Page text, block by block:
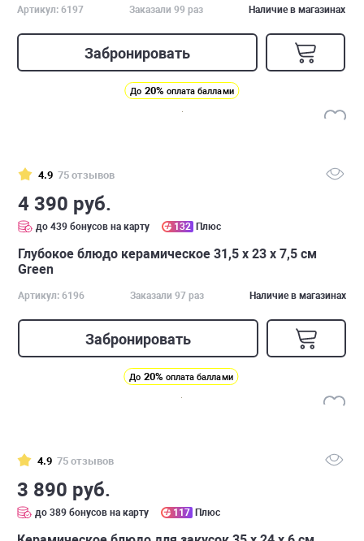
Артикул: 6197 Заказали 99 раз Наличие в магазинах
Забронировать
До 20% оплата баллами
4.9 75 отзывов
4 390 руб.
до 439 бонусов на карту 132 Плюс
Глубокое блюдо керамическое 31,5 х 23 х 7,5 см
Green
Артикул: 6196 Заказали 97 раз Наличие в магазинах
Забронировать
До 20% оплата баллами
4.9 75 отзывов
3 890 руб.
до 389 бонусов на карту 117 Плюс